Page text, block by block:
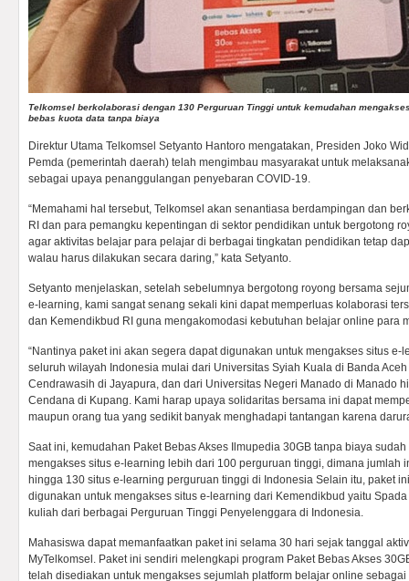
Telkomsel berkolaborasi dengan 130 Perguruan Tinggi untuk kemudahan
bebas kuota data tanpa biaya
Direktur Utama Telkomsel Setyanto Hantoro mengatakan, Presiden Joko
Pemda (pemerintah daerah) telah mengimbau masyarakat untuk
sebagai upaya penanggulangan penyebaran COVID-19.
“Memahami hal tersebut, Telkomsel akan senantiasa berdampingan dan
RI dan para pemangku kepentingan di sektor pendidikan untuk bergotong
agar aktivitas belajar para pelajar di berbagai tingkatan pendidikan tetap
walau harus dilakukan secara daring,” kata Setyanto.
Setyanto menjelaskan, setelah sebelumnya bergotong royong bersama
e-learning, kami sangat senang sekali kini dapat memperluas kolaborasi
dan Kemendikbud RI guna mengakomodasi kebutuhan belajar online para
“Nantinya paket ini akan segera dapat digunakan untuk mengakses situs
seluruh wilayah Indonesia mulai dari Universitas Syiah Kuala di Banda
Cendrawasih di Jayapura, dan dari Universitas Negeri Manado di Manado
Cendana di Kupang. Kami harap upaya solidaritas bersama ini dapat
maupun orang tua yang sedikit banyak menghadapi tantangan karena
Saat ini, kemudahan Paket Bebas Akses Ilmupedia 30GB tanpa biaya
mengakses situs e-learning lebih dari 100 perguruan tinggi, dimana jumlah
hingga 130 situs e-learning perguruan tinggi di Indonesia Selain itu, paket
digunakan untuk mengakses situs e-learning dari Kemendikbud yaitu
kuliah dari berbagai Perguruan Tinggi Penyelenggara di Indonesia.
Mahasiswa dapat memanfaatkan paket ini selama 30 hari sejak tanggal
MyTelkomsel. Paket ini sendiri melengkapi program Paket Bebas Akses
telah disediakan untuk mengakses sejumlah platform belajar online